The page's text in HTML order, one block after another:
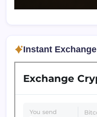
Instant Exchange